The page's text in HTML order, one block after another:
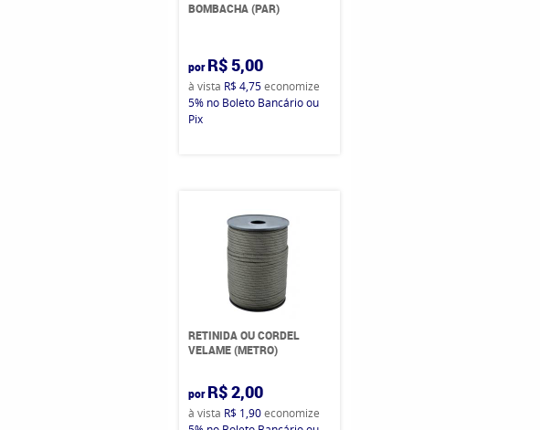
BOMBACHA (PAR)
por R$ 5,00
à vista R$ 4,75economize
5% no Boleto Bancário ou
Pix
RETINIDA OU CORDEL
VELAME (METRO)
por R$ 2,00
à vista R$ 1,90economize